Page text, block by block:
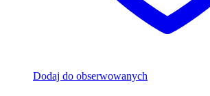
Dodaj do obserwowanych